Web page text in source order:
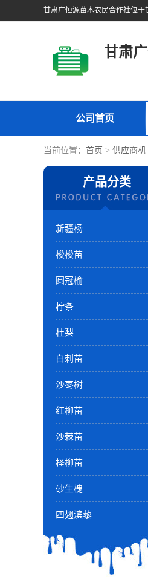
甘肃
公司首页
当前位置： 首页 > 供应商机
产品分类
新疆杨
梭梭苗
圆冠榆
柠条
杜梨
白刺苗
沙枣树
红柳苗
沙棘苗
柽柳苗
砂生槐
四翅滨藜